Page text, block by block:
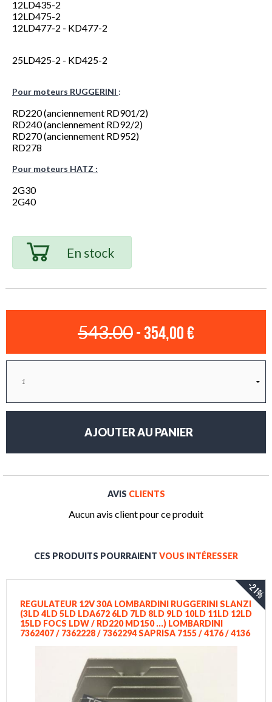
12LD435-2
12LD475-2
12LD477-2 - KD477-2
25LD425-2 - KD425-2
Pour moteurs RUGGERINI :
RD220 (anciennement RD901/2)
RD240 (anciennement RD92/2)
RD270 (anciennement RD952)
RD278
Pour moteurs HATZ :
2G30
2G40
543.00- 354,00 €
AVIS CLIENTS
Aucun avis client pour ce produit
CES PRODUITS POURRAIENT VOUS INTÉRESSER
REGULATEUR 12V 30A LOMBARDINI RUGGERINI SLANZI
(3LD 4LD 5LD LDA672 6LD 7LD 8LD 9LD 10LD 11LD 12LD
15LD FOCS LDW / RD220 MD150 ...) LOMBARDINI
7362407 / 7362228 / 7362294 SAPRISA 7155 / 4176 / 4136
-21%